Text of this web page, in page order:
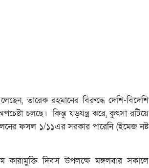
তারেক রহমানের বিরুদ্ধে দেশি-বিদেশি
চলছে। কিন্তু যড়যন্ত্র করে, কুৎসা রটিয়ে
ফসল ১/১১এর সরকার পারেনি (ইমেজ নষ্ট
কারামুক্তি দিবস উপলক্ষে মঙ্গলবার সকালে